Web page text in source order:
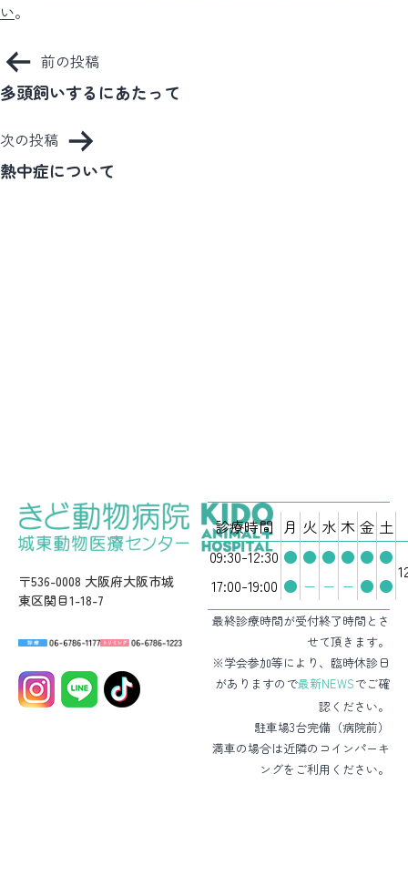
い。
投
稿
ビ
ゲ
前の投稿
多頭飼いするにあたって
次の投稿
熱中症について
〒536-0008 大阪府大阪市城
東区関目1-18-7
診療時間 月 火 水 木 金 土
09:30-12:30 ● ● ● ● ● ●
17:00-19:00 ● − − − ● ●
最終診療時間が受付終了時間とさ
せて頂きます。
※学会参加等により、臨時休診日
がありますので最新NEWSでご確
認ください。
駐車場3台完備（病院前）
満車の場合は近隣のコインパーキ
ングをご利用ください。